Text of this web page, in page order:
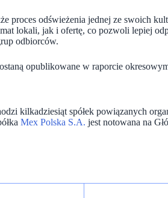
proces odświeżenia jednej ze swoich
lokali, jak i ofertę, co pozwoli lepiej
odbiorców.
opublikowane w raporcie
kilkadziesiąt spółek powiązanych
Mex Polska S.A. jest notowana na